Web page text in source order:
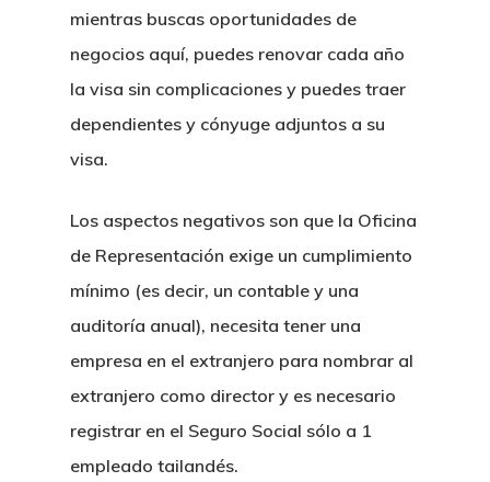
mientras buscas oportunidades de
negocios aquí, puedes renovar cada año
la visa sin complicaciones y puedes traer
dependientes y cónyuge adjuntos a su
visa.
Los aspectos negativos son que la Oficina
de Representación exige un cumplimiento
mínimo (es decir, un contable y una
auditoría anual), necesita tener una
empresa en el extranjero para nombrar al
extranjero como director y es necesario
registrar en el Seguro Social sólo a 1
empleado tailandés.